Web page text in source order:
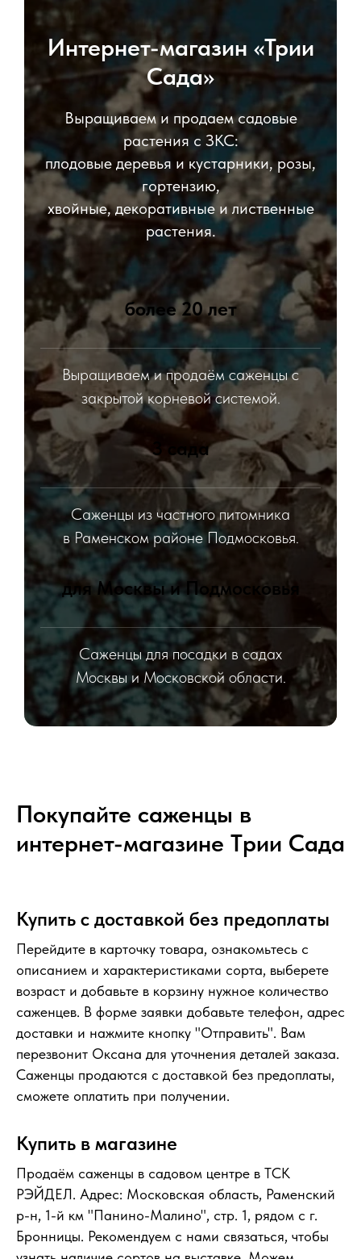
Интернет-магазин «Трии
Сада»
Выращиваем и продаем садовые
растения с ЗКС:
плодовые деревья и кустарники, розы,
гортензию,
хвойные, декоративные и лиственные
растения.
более 20 лет
Выращиваем и продаём саженцы с
закрытой корневой системой.
3 сада
Саженцы из частного питомника
в Раменском районе Подмосковья.
для Москвы и Подмосковья
Саженцы для посадки в садах
Москвы и Московской области.
Покупайте саженцы в
интернет-магазине Tрии Сада
Купить с доставкой без предоплаты
Перейдите в карточку товара, ознакомьтесь с
описанием и характеристиками сорта, выберете
возраст и добавьте в корзину нужное количество
саженцев. В форме заявки добавьте телефон, адрес
доставки и нажмите кнопку "Отправить". Вам
перезвонит Оксана для уточнения деталей заказа.
Саженцы продаются с доставкой без предоплаты,
сможете оплатить при получении.
Купить в магазине
Продаём саженцы в садовом центре в ТСК
РЭЙДЕЛ. Адрес: Московская область, Раменский
р-н, 1-й км "Панино-Малино", стр. 1, рядом с г.
Бронницы. Рекомендуем с нами связаться, чтобы